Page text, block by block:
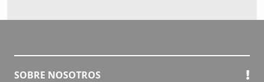
SOBRE NOSOTROS